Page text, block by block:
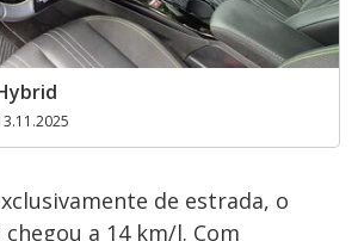
de estrada, o
a 14 km/l. Com